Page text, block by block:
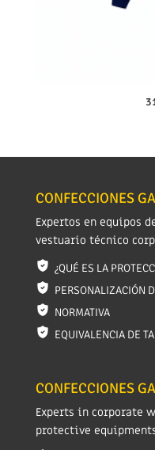
CONFECCIONES
Expertos en equipos
vestuario técnico
¿QUÉ ES LA
PERSONALIZACIÓN
NORMATIVA
EQUIVALENCIA DE
CONFECCIONES
Experts in corporate
protective